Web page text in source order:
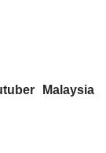
Malaysia